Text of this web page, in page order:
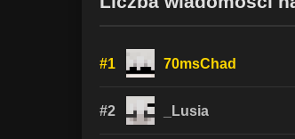
#1 70msChad
#2 _Lusia